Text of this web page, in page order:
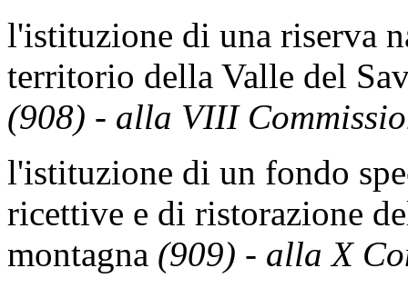
l'istituzione di una riserva
territorio della Valle del
(908) - alla VIII
l'istituzione di un fondo
ricettive e di ristorazione
montagna (909) - alla X